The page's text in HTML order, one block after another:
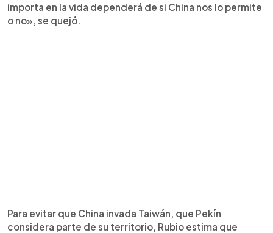
importa en la vida dependerá de si China nos lo permite
o no», se quejó.
Para evitar que China invada Taiwán, que Pekín
considera parte de su territorio, Rubio estima que